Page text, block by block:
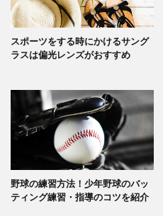
スポーツをする時にかけるサング
ラスは偏光レンズがおすすめ
野球の練習方法！少年野球のバッ
ティング練習・指導のコツを紹介